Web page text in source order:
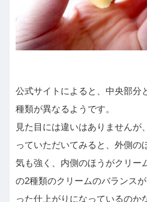
公式サイトによると、中央部分
種類が異なるようです。
見た目には違いはありませんが
っていただいてみると、外側の
気も強く、内側のほうがクリー
の2種類のクリームのバランス
った仕上がりになっているのか